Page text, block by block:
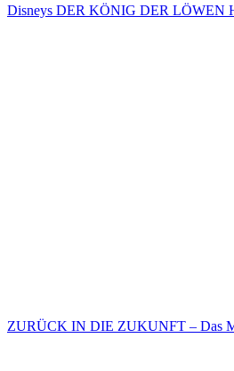
Disneys DER KÖNIG DER LÖWEN
ZURÜCK IN DIE ZUKUNFT – Das